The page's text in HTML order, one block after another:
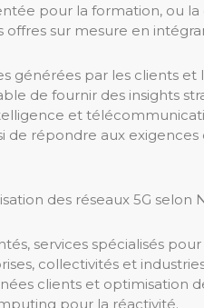
pour la formation, ou
sur mesure en
par les clients et
de fournir des insights
et
répondre aux
des réseaux 5G
services spécialisés
collectivités et
clients et optimisation
pour la réactivité.